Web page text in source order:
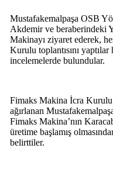
Mustafakemalpaşa OSB
Akdemir ve beraberindeki
Makinayı ziyaret ederek,
Kurulu toplantısını
incelemelerde bulundular.
Fimaks Makina İcra Kurulu
ağırlanan
Fimaks Makina’nın
üretime başlamış
belirttiler.